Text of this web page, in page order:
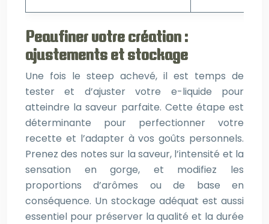
Peaufiner votre création :
ajustements et stockage
Une fois le steep achevé, il est temps de
tester et d’ajuster votre e-liquide pour
atteindre la saveur parfaite. Cette étape est
déterminante pour perfectionner votre
recette et l’adapter à vos goûts personnels.
Prenez des notes sur la saveur, l’intensité et la
sensation en gorge, et modifiez les
proportions d’arômes ou de base en
conséquence. Un stockage adéquat est aussi
essentiel pour préserver la qualité et la durée